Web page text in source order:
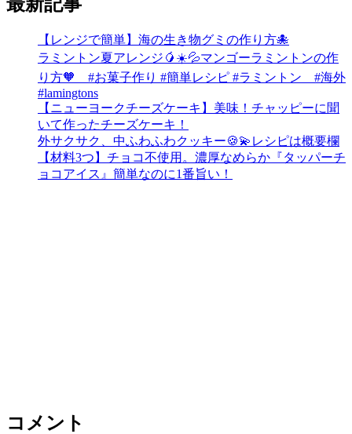
【レンジで簡単】海の生き物グミの作り方🐙
ラミントン夏アレンジ🥭☀️💦マンゴーラミントンの作
り方🧡 #お菓子作り #簡単レシピ #ラミントン #海外
#lamingtons
【ニューヨークチーズケーキ】美味！チャッピーに聞
いて作ったチーズケーキ！
外サクサク、中ふわふわクッキー🍪💫レシピは概要欄
【材料3つ】チョコ不使用。濃厚なめらか『タッパーチ
ョコアイス』簡単なのに1番旨い！
コメント